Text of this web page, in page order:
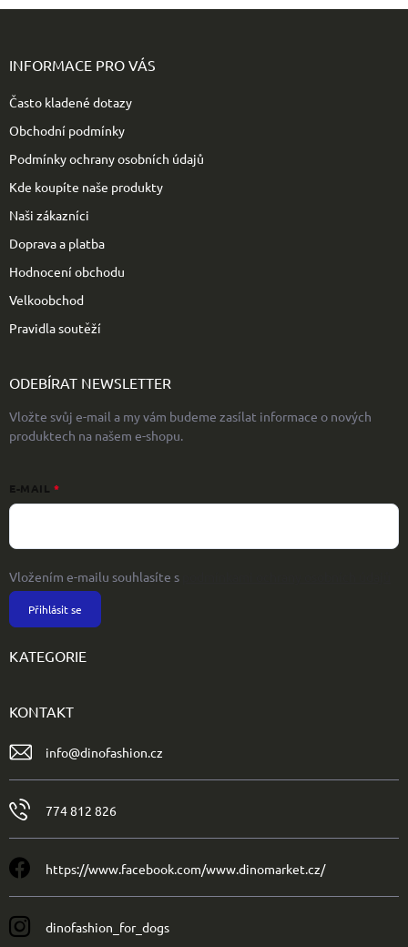
INFORMACE PRO VÁS
Často kladené dotazy
Obchodní podmínky
Podmínky ochrany osobních údajů
Kde koupíte naše produkty
Naši zákazníci
Doprava a platba
Hodnocení obchodu
Velkoobchod
Pravidla soutěží
ODEBÍRAT NEWSLETTER
Vložte svůj e-mail a my vám budeme zasílat informace o nových
produktech na našem e-shopu.
E-MAIL
Vložením e-mailu souhlasíte s
Přihlásit se
KATEGORIE
KONTAKT
info@dinofashion.cz
774 812 826
https://www.facebook.com/www.dinomarket.cz/
dinofashion_for_dogs